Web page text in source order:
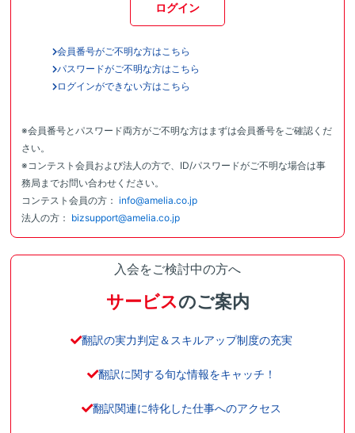
ログイン
会員番号がご不明な方はこちら
パスワードがご不明な方はこちら
ログインができない方はこちら
※会員番号とパスワード両方がご不明な方はまずは会員番号をご確認くだ
さい。
※コンテスト会員および法人の方で、ID/パスワードがご不明な場合は事
務局までお問い合わせください。
コンテスト会員の方： info@amelia.co.jp
法人の方： bizsupport@amelia.co.jp
入会をご検討中の方へ
サービスのご案内
翻訳の実力判定＆スキルアップ制度の充実
翻訳に関する旬な情報をキャッチ！
翻訳関連に特化した仕事へのアクセス